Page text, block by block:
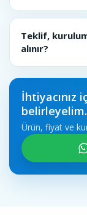
Teklif,
alınır?
İhtiyacınız
belirleyelim.
Ürün, fiyat ve